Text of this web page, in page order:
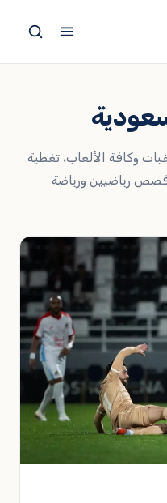
وكافة الألعاب، تغطية
وقصص رياضيين ورياضة